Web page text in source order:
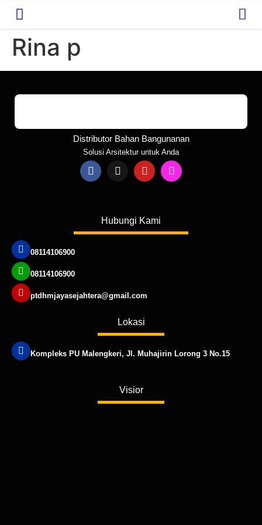
Rina p
Distributor Bahan Bangunanan
Solusi Arsitektur untuk Anda
Hubungi Kami
08114106900
08114106900
ptdhmjayasejahtera@gmail.com
Lokasi
Kompleks PU Malengkeri, Jl. Muhajirin Lorong 3 No.15
Visior